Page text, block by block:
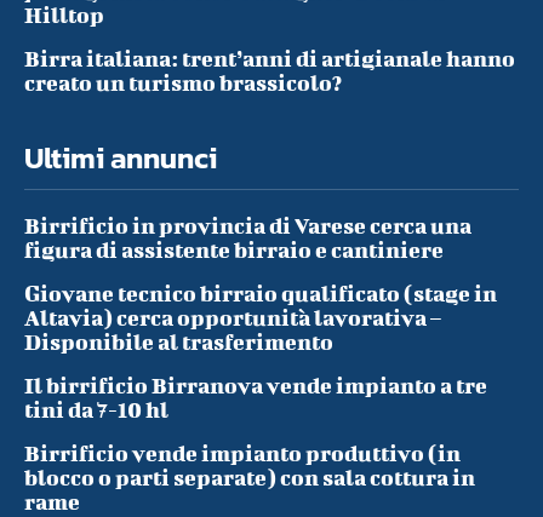
Hilltop
Birra italiana: trent’anni di artigianale hanno
creato un turismo brassicolo?
Ultimi annunci
Birrificio in provincia di Varese cerca una
figura di assistente birraio e cantiniere
Giovane tecnico birraio qualificato (stage in
Altavia) cerca opportunità lavorativa –
Disponibile al trasferimento
Il birrificio Birranova vende impianto a tre
tini da 7-10 hl
Birrificio vende impianto produttivo (in
blocco o parti separate) con sala cottura in
rame